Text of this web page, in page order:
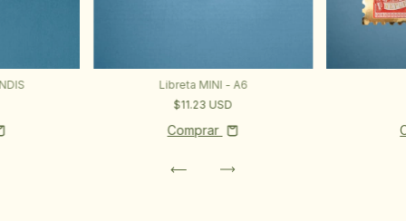
Libreta MINI - A6
$11.23 USD
Comprar